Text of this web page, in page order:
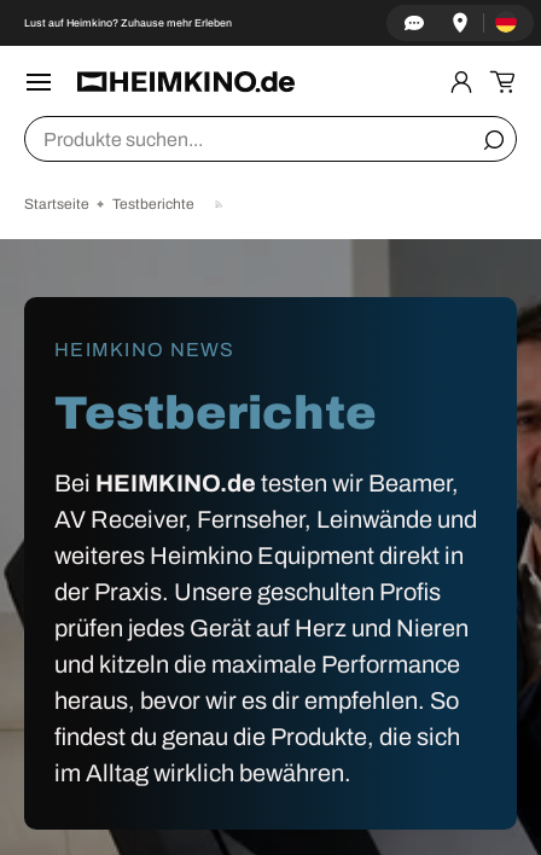
↵Zum Inhalt springen
↵Zum Menü springen
↵Fußzeile springen
↵Barrierefreiheits-Widget öffnen
DIREKT ZUM INHALT
Lust auf Heimkino? Zuhause mehr Erleben Land/
Suchen
Startseite Testberichte
HEIMKINO NEWS
Testberichte
Bei HEIMKINO.de testen wir Beamer,
AV Receiver, Fernseher, Leinwände und
weiteres Heimkino Equipment direkt in
der Praxis. Unsere geschulten Profis
prüfen jedes Gerät auf Herz und Nieren
und kitzeln die maximale Performance
heraus, bevor wir es dir empfehlen. So
findest du genau die Produkte, die sich
im Alltag wirklich bewähren.